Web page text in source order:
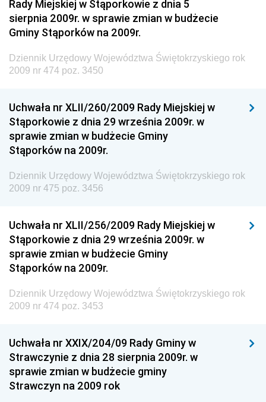
Dziennik Urzędowy Ministra Pracy i Polityki
Społecznej
Dziennik Urzędowy Ministra Transportu, Budownictwa
i Gospodarki Morskiej
Dziennik Urzędowy Ministra Spraw Zagranicznych
Dziennik Urzędowy Centralnego Biura
Antykorupcyjnego
Wewnętrznego
Dziennik Urzędowy Urzędu Patentowego
Dziennik Urzędowy Generalnej Dyrekcji Dróg
Krajowych i Autostrad
Dziennik Urzędowy Ministra Środowiska
Dziennik Urzędowy Ministra Edukacji
Dziennik Urzędowy Ministra Przemysłu
Dziennik Urzędowy Ministra Finansów i Gospodarki
Dziennik Urzędowy Ministra do Spraw Unii
Rady Miejskiej w Stąporkowie z dnia 5
sierpnia 2009r. w sprawie zmian w budżecie
Gminy Stąporków na 2009r.
Dziennik Urzędowy Województwa Świętokrzyskiego rok
2009 nr 474 poz. 3450
Uchwała nr XLII/260/2009 Rady Miejskiej w
Stąporkowie z dnia 29 września 2009r. w
sprawie zmian w budżecie Gminy
Stąporków na 2009r.
Dziennik Urzędowy Województwa Świętokrzyskiego rok
2009 nr 475 poz. 3456
Uchwała nr XLII/256/2009 Rady Miejskiej w
Stąporkowie z dnia 29 września 2009r. w
sprawie zmian w budżecie Gminy
Stąporków na 2009r.
Dziennik Urzędowy Województwa Świętokrzyskiego rok
2009 nr 474 poz. 3453
Uchwała nr XXIX/204/09 Rady Gminy w
Strawczynie z dnia 28 sierpnia 2009r. w
sprawie zmian w budżecie gminy
Strawczyn na 2009 rok